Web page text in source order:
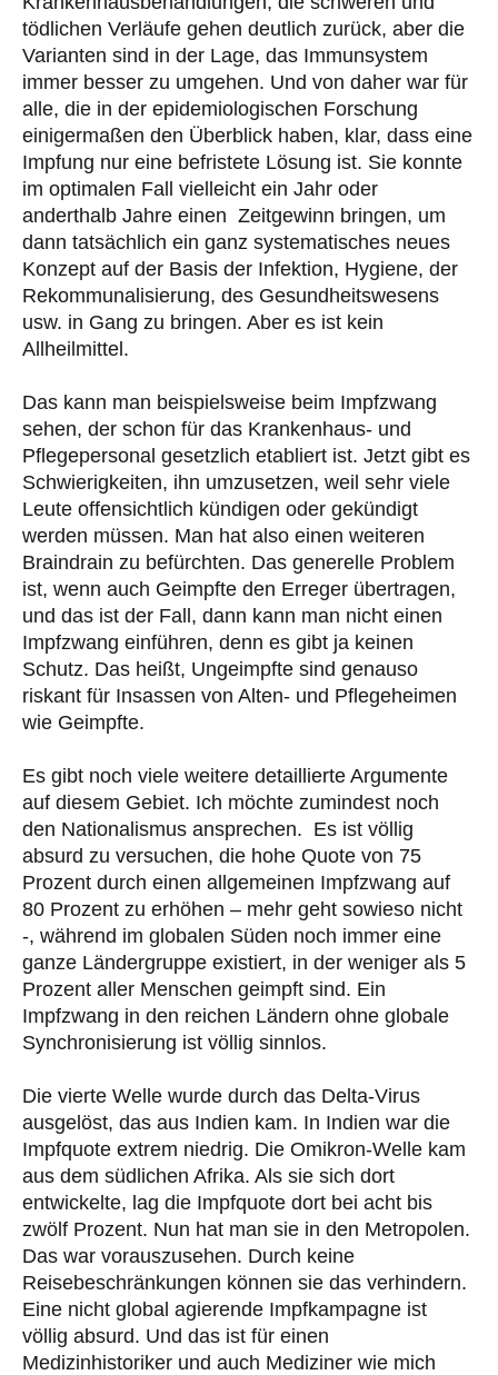
tödlichen Verläufe gehen deutlich zurück, aber die
Varianten sind in der Lage, das Immunsystem
immer besser zu umgehen. Und von daher war für
alle, die in der epidemiologischen Forschung
einigermaßen den Überblick haben, klar, dass eine
Impfung nur eine befristete Lösung ist. Sie konnte
im optimalen Fall vielleicht ein Jahr oder
anderthalb Jahre einen Zeitgewinn bringen, um
dann tatsächlich ein ganz systematisches neues
Konzept auf der Basis der Infektion, Hygiene, der
Rekommunalisierung, des Gesundheitswesens
usw. in Gang zu bringen. Aber es ist kein
Allheilmittel.
Das kann man beispielsweise beim Impfzwang
sehen, der schon für das Krankenhaus- und
Pflegepersonal gesetzlich etabliert ist. Jetzt gibt es
Schwierigkeiten, ihn umzusetzen, weil sehr viele
Leute offensichtlich kündigen oder gekündigt
werden müssen. Man hat also einen weiteren
Braindrain zu befürchten. Das generelle Problem
ist, wenn auch Geimpfte den Erreger übertragen,
und das ist der Fall, dann kann man nicht einen
Impfzwang einführen, denn es gibt ja keinen
Schutz. Das heißt, Ungeimpfte sind genauso
riskant für Insassen von Alten- und Pflegeheimen
wie Geimpfte.
Es gibt noch viele weitere detaillierte Argumente
auf diesem Gebiet. Ich möchte zumindest noch
den Nationalismus ansprechen. Es ist völlig
absurd zu versuchen, die hohe Quote von 75
Prozent durch einen allgemeinen Impfzwang auf
80 Prozent zu erhöhen – mehr geht sowieso nicht
-, während im globalen Süden noch immer eine
ganze Ländergruppe existiert, in der weniger als 5
Prozent aller Menschen geimpft sind. Ein
Impfzwang in den reichen Ländern ohne globale
Synchronisierung ist völlig sinnlos.
Die vierte Welle wurde durch das Delta-Virus
ausgelöst, das aus Indien kam. In Indien war die
Impfquote extrem niedrig. Die Omikron-Welle kam
aus dem südlichen Afrika. Als sie sich dort
entwickelte, lag die Impfquote dort bei acht bis
zwölf Prozent. Nun hat man sie in den Metropolen.
Das war vorauszusehen. Durch keine
Reisebeschränkungen können sie das verhindern.
Eine nicht global agierende Impfkampagne ist
völlig absurd. Und das ist für einen
Medizinhistoriker und auch Mediziner wie mich